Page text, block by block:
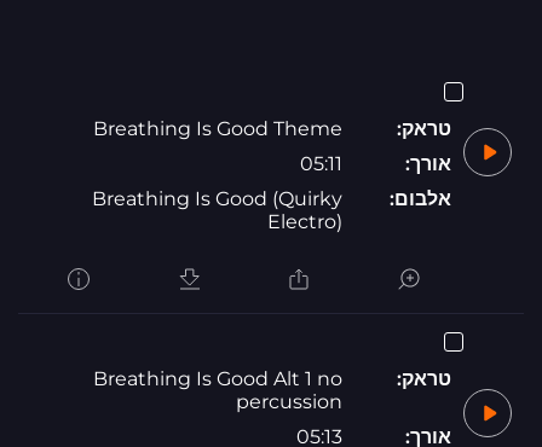
טראק:
Breathing Is Good Theme
אורך:
05:11
אלבום:
Breathing Is Good (Quirky
Electro)
טראק:
Breathing Is Good Alt 1 no
percussion
אורך:
05:13